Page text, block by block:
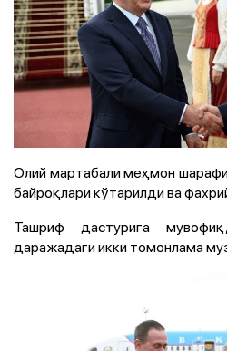
Олий мартабали меҳмон
байроқлари кўтарилди ва
Ташриф дастурига
даражадаги икки томонлама